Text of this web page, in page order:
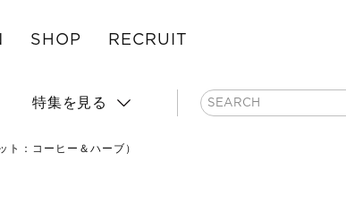
SHOP RECRUIT
特集を見る
ト：コーヒー＆ハーブ）